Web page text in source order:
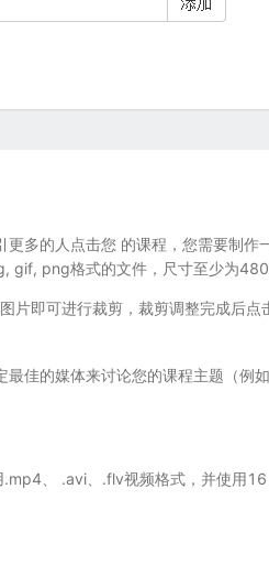
多的人点击您 的课程，您需要制
gif, png格式的文件，尺寸至少为
片即可进行裁剪，裁剪调整完成后点
佳的媒体来讨论您的课程主题（例
、 .avi、.flv视频格式，并使用